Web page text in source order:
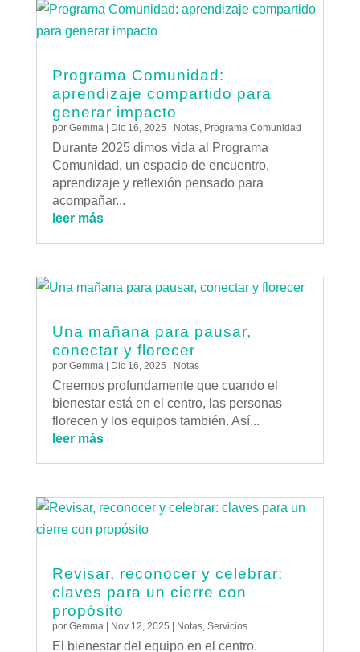
Programa Comunidad:
aprendizaje compartido para
generar impacto
por Gemma | Dic 16, 2025 | Notas, Programa Comunidad
Durante 2025 dimos vida al Programa
Comunidad, un espacio de encuentro,
aprendizaje y reflexión pensado para
acompañar...
leer más
Una mañana para pausar,
conectar y florecer
por Gemma| Dic 16, 2025 | Notas
Creemos profundamente que cuando el
bienestar está en el centro, las personas
florecen y los equipos también. Así...
leer más
Revisar, reconocer y celebrar:
claves para un cierre con
propósito
por Gemma| Nov 12, 2025 Notas, Servicios
El bienestar del equipo en el centro.